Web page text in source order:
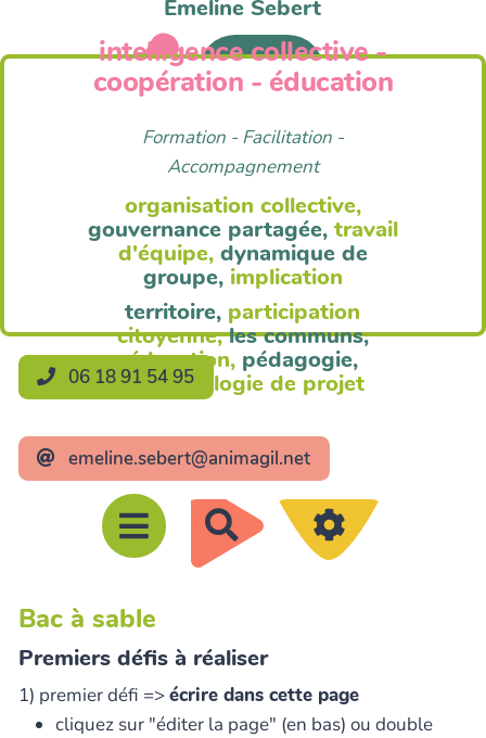
R
e
e
r
c
Anim'Agil
Emeline Sebert
intelligence collective -
coopération - éducation
Formation - Facilitation -
Accompagnement
organisation collective,
gouvernance partagée, travail
d'équipe, dynamique de
groupe, implication
territoire, participation
citoyenne, les communs,
éducation, pédagogie,
méthodologie de projet
06 18 91 54 95
emeline.sebert@animagil.net
Bac à sable
Premiers défis à réaliser
1) premier défi =>écrire dans cette page
cliquez sur "éditer la page" (en bas) ou double